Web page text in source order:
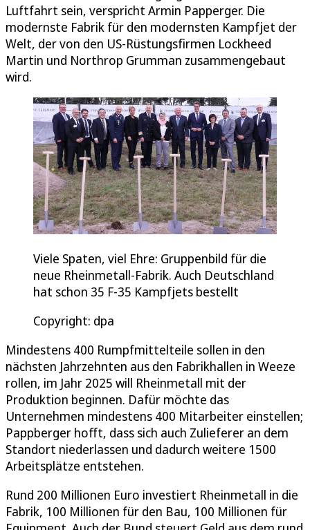
Luftfahrt sein, verspricht Armin Papperger. Die
modernste Fabrik für den modernsten Kampfjet der
Welt, der von den US-Rüstungsfirmen Lockheed
Martin und Northrop Grumman zusammengebaut
wird.
Viele Spaten, viel Ehre: Gruppenbild für die
neue Rheinmetall-Fabrik. Auch Deutschland
hat schon 35 F-35 Kampfjets bestellt
Copyright: dpa
Mindestens 400 Rumpfmittelteile sollen in den
nächsten Jahrzehnten aus den Fabrikhallen in Weeze
rollen, im Jahr 2025 will Rheinmetall mit der
Produktion beginnen. Dafür möchte das
Unternehmen mindestens 400 Mitarbeiter einstellen;
Pappberger hofft, dass sich auch Zulieferer an dem
Standort niederlassen und dadurch weitere 1500
Arbeitsplätze entstehen.
Rund 200 Millionen Euro investiert Rheinmetall in die
Fabrik, 100 Millionen für den Bau, 100 Millionen für